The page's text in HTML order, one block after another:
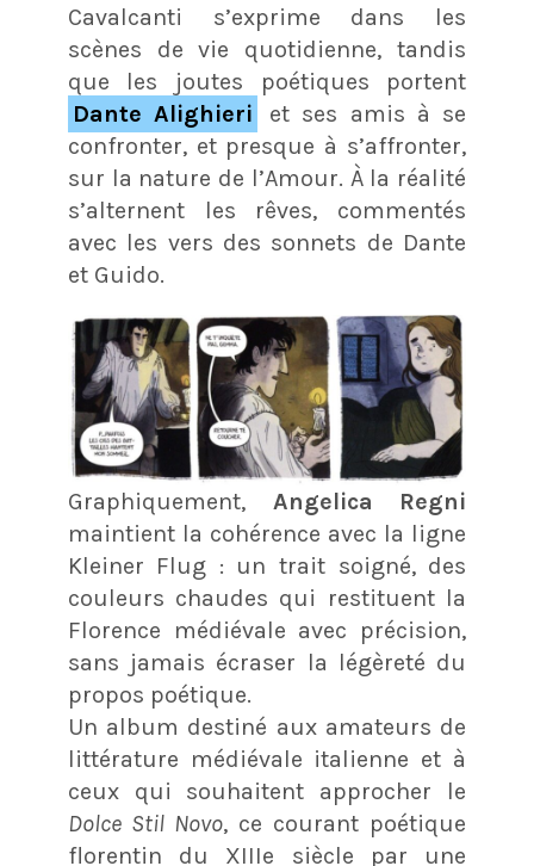
Cavalcanti s’exprime dans les
scènes de vie quotidienne, tandis
que les joutes poétiques portent
Dante Alighieri
et ses amis à se
confronter, et presque à s’affronter,
sur la nature de l’Amour. À la réalité
s’alternent les rêves, commentés
avec les vers des sonnets de Dante
et Guido.
Graphiquement, Angelica Regni
maintient la cohérence avec la ligne
Kleiner Flug : un trait soigné, des
couleurs chaudes qui restituent la
Florence médiévale avec précision,
sans jamais écraser la légèreté du
propos poétique.
Un album destiné aux amateurs de
littérature médiévale italienne et à
ceux qui souhaitent approcher le
Dolce Stil Novo, ce courant poétique
florentin du XIIIe siècle par une